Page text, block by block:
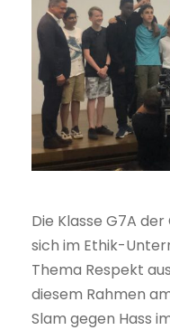
Die Klasse G7A
sich im Ethik-
Thema Respekt
diesem Rahmen
Slam gegen Hass